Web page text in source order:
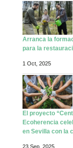
Arranca la
para la
1 Oct, 2025
El proyecto
Ecoherencia
en Sevilla con la
23 Sep, 2025